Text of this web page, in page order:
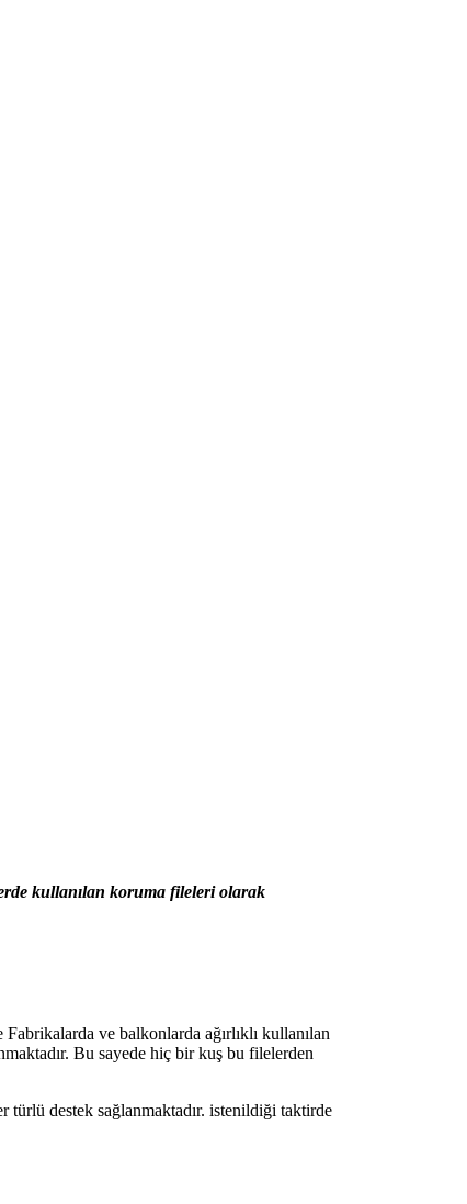
kullanılan koruma fileleri olarak
ve balkonlarda ağırlıklı kullanılan
Bu sayede hiç bir kuş bu filelerden
türlü destek sağlanmaktadır. istenildiği taktirde